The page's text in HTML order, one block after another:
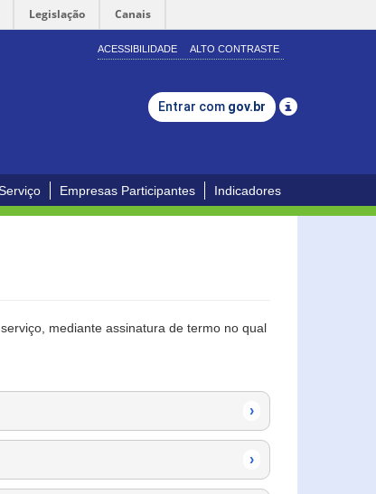
Legislação Canais
ACESSIBILIDADE ALTO CONTRASTE
Entrar com gov.br
Empresas Participantes Indicadores
mediante assinatura de termo no qual
›
›